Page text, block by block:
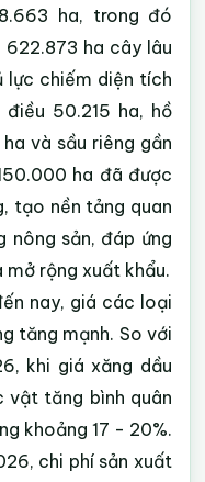
ha, trong đó
622.873 ha cây lâu
lực chiếm diện tích
điều 50.215 ha, hồ
và sầu riêng gần
ha đã được
tạo nền tảng quan
nông sản, đáp ứng
rộng xuất khẩu.
nay, giá các loại
tăng mạnh. So với
khi giá xăng dầu
vật tăng bình quân
khoảng 17 - 20%.
chi phí sản xuất